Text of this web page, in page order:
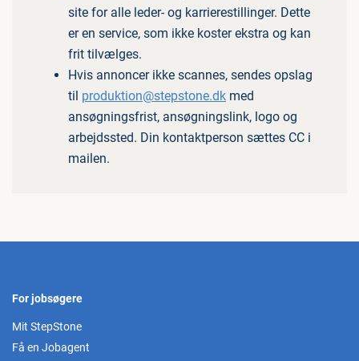
site for alle leder- og karrierestillinger. Dette
er en service, som ikke koster ekstra og kan
frit tilvælges.
Hvis annoncer ikke scannes, sendes opslag
til produktion@stepstone.dk med
ansøgningsfrist, ansøgningslink, logo og
arbejdssted. Din kontaktperson sættes CC i
mailen.
For jobsøgere
Mit StepStone
Få en Jobagent